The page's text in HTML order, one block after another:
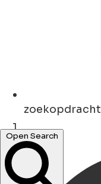
zoekopdracht
Open Search
Thuis